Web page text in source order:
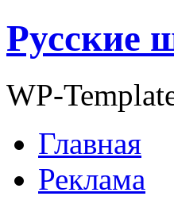
Русские
WP-
Главная
Реклама